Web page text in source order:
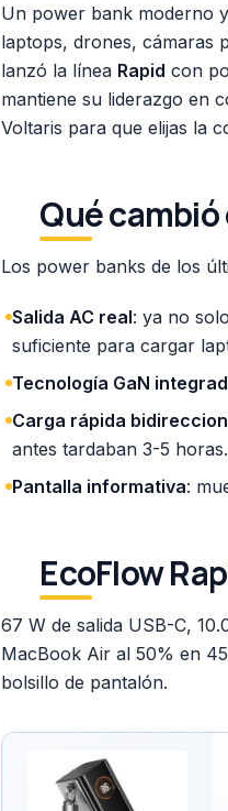
Un power bank moderno
laptops, drones, cámaras
lanzó la línea Rapid con
mantiene su liderazgo en
Voltaris para que elijas la
Qué
Los power banks de los
Salida AC real: ya no
suficiente para cargar
Tecnología GaN
Carga rápida
antes tardaban 3-5 horas.
Pantalla informativa:
EcoFlow
67 W de salida USB-C,
MacBook Air al 50% en
bolsillo de pantalón.